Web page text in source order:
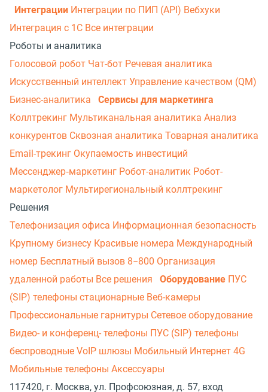
Интеграции Интеграции по ПИП (API) Вебхуки
Интеграция с 1С Все интеграции
Роботы и аналитика
Голосовой робот Чат-бот Речевая аналитика
Искусственный интеллект Управление качеством (QM)
Бизнес-аналитика
Сервисы для маркетинга
Коллтрекинг Мультиканальная аналитика Анализ
конкурентов Сквозная аналитика Товарная аналитика
Email-трекинг Окупаемость инвестиций
Мессенджер‑маркетинг Робот-аналитик Робот-
маркетолог Мультирегиональный коллтрекинг
Решения
Телефонизация офиса Информационная безопасность
Крупному бизнесу Красивые номера Международный
номер Бесплатный вызов 8−800 Организация
удаленной работы Все решения Оборудование ПУС
(SIP) телефоны стационарные Веб-камеры
Профессиональные гарнитуры Сетевое оборудование
Видео- и конференц- телефоны ПУС (SIP) телефоны
беспроводные VoIP шлюзы Мобильный Интернет 4G
Мобильные телефоны Аксессуары
117420, г. Москва, ул. Профсоюзная, д. 57, вход